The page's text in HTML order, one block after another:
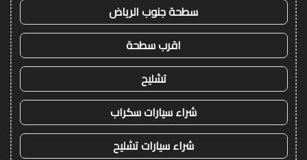
سطحة جنوب الرياض
اقرب سطحة
تشليح
شراء سيارات سكراب
شراء سيارات تشليح